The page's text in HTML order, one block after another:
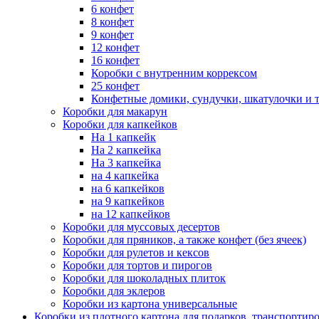
6 конфет
8 конфет
9 конфет
12 конфет
16 конфет
Коробки с внутренним коррексом
25 конфет
Конфетные домики, сундучки, шкатулочки и
Коробки для макарун
Коробки для капкейков
На 1 капкейк
На 2 капкейка
На 3 капкейка
на 4 капкейка
на 6 капкейков
на 9 капкейков
на 12 капкейков
Коробки для муссовых десертов
Коробки для пряников, а также конфет (без ячеек)
Коробки для рулетов и кексов
Коробки для тортов и пирогов
Коробки для шоколадных плиток
Коробки для эклеров
Коробки из картона универсальные
Коробки из плотного картона для подарков,